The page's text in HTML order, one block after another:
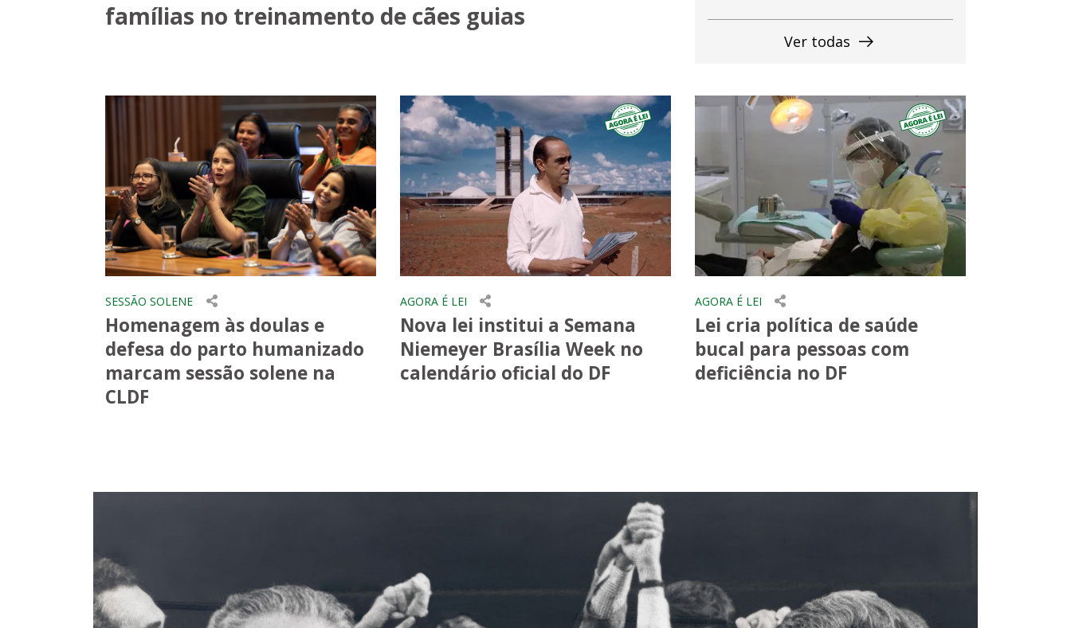
famílias no treinamento de cães guias
Ver todas
SESSÃO SOLENE
Homenagem às doulas e
defesa do parto humanizado
marcam sessão solene na
CLDF
AGORA É LEI
Nova lei institui a Semana
Niemeyer Brasília Week no
calendário oficial do DF
AGORA É LEI
Lei cria política de saúde
bucal para pessoas com
deficiência no DF